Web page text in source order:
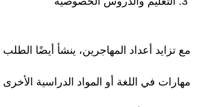
مع تزايد أعداد المهاجرين، ينشأ أيضًا
مهارات في اللغة أو المواد الدراسية